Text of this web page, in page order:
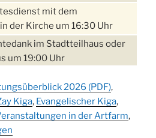
mit dem
der Kirche um 16:30 Uhr
im Stadtteilhaus oder
um 19:00 Uhr
14:00 Uhr
im Stadtteilhaus
2026 (PDF),
Kiga, Evangelischer Kiga,
in der Artfarm,